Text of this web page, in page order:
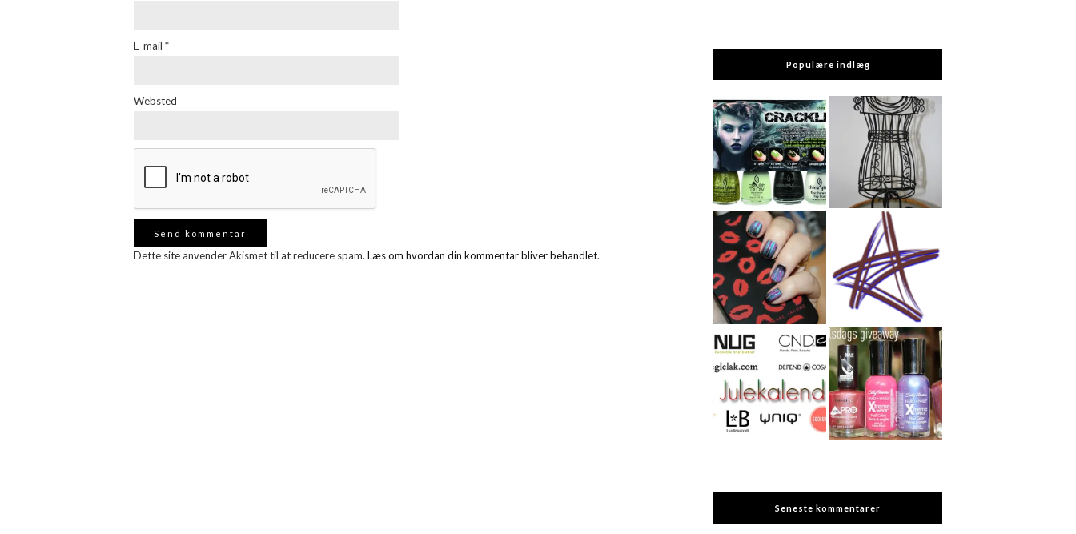
E-mail *
Websted
Dette site anvender Akismet til at reducere spam. Læs om hvordan din kommentar bliver behandlet.
Populære indlæg
Seneste kommentarer